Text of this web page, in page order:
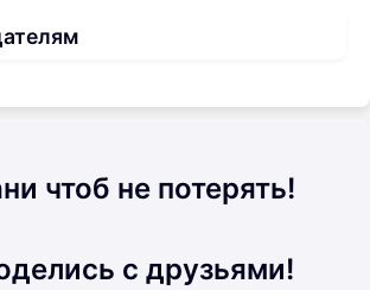
чтоб не потерять!
с друзьями!